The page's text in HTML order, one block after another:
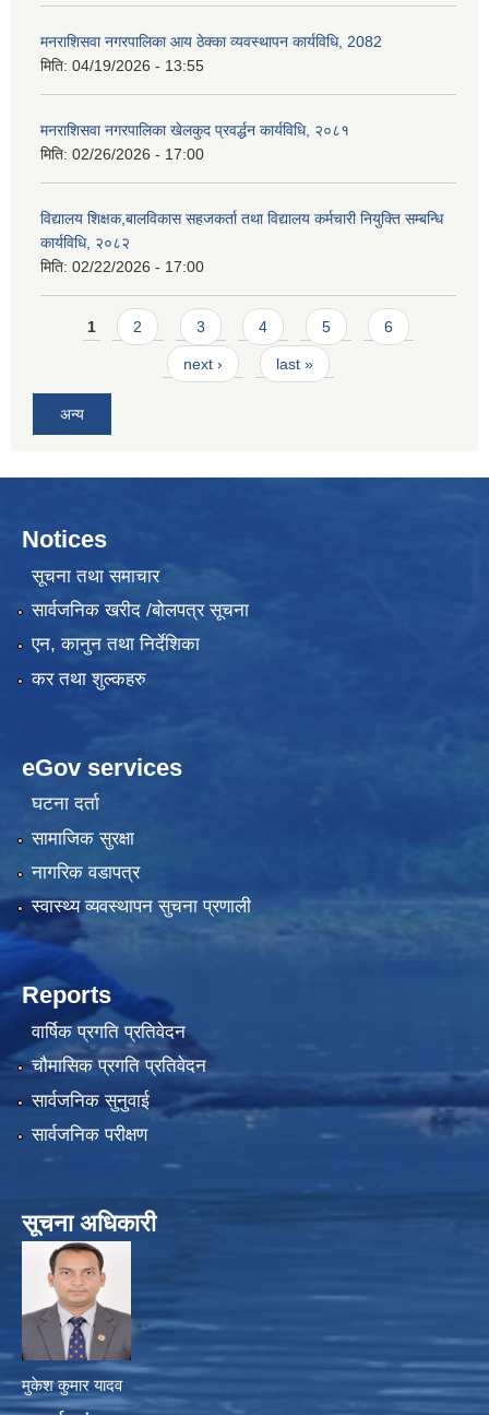
मनराशिसवा नगरपालिका आय ठेक्का व्यवस्थापन कार्यविधि, 2082
मिति: 04/19/2026 - 13:55
मनराशिसवा नगरपालिका खेलकुद प्रवर्द्धन कार्यविधि, २०८१
मिति: 02/26/2026 - 17:00
विद्यालय शिक्षक,बालविकास सहजकर्ता तथा विद्यालय कर्मचारी नियुक्ति सम्बन्धि
कार्यविधि, २०८२
मिति: 02/22/2026 - 17:00
Pages
1 2 3 4 5 6
next › last »
अन्य
Notices
सूचना तथा समाचार
सार्वजनिक खरीद /बोलपत्र सूचना
एन, कानुन तथा निर्देशिका
कर तथा शुल्कहरु
eGov services
घटना दर्ता
सामाजिक सुरक्षा
नागरिक वडापत्र
स्वास्थ्य व्यवस्थापन सुचना प्रणाली
Reports
वार्षिक प्रगति प्रतिवेदन
चौमासिक प्रगति प्रतिवेदन
सार्वजनिक सुनुवाई
सार्वजनिक परीक्षण
सूचना अधिकारी
मुकेश कुमार यादव